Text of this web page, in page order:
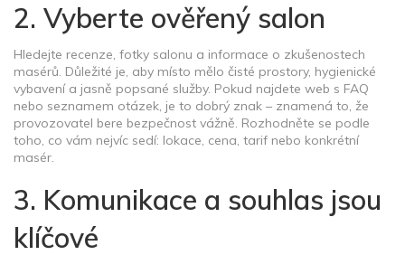
2. Vyberte ověřený salon
Hledejte recenze, fotky salonu a informace o zkušenostech
masérů. Důležité je, aby místo mělo čisté prostory, hygienické
vybavení a jasně popsané služby. Pokud najdete web s FAQ
nebo seznamem otázek, je to dobrý znak – znamená to, že
provozovatel bere bezpečnost vážně. Rozhodněte se podle
toho, co vám nejvíc sedí: lokace, cena, tarif nebo konkrétní
masér.
3. Komunikace a souhlas jsou
klíčové